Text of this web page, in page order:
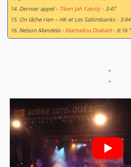
14. Dernier appel - Tiken Jah Fakoly- 3:47
15. On lâche rien – HK et Les Saltimbanks - 3:44
16. Nelson Mandela - Mamadou Diabaté- 6:16 ”
"
"